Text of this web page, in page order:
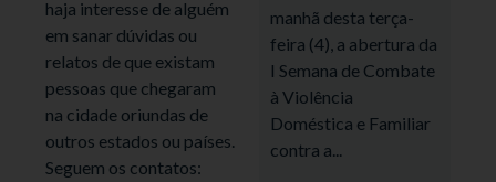
haja interesse de alguém
em sanar dúvidas ou
relatos de que existam
pessoas que chegaram
na cidade oriundas de
outros estados ou países.
Seguem os contatos:
manhã desta terça-
feira (4), a abertura da
I Semana de Combate
à Violência
Doméstica e Familiar
contra a...